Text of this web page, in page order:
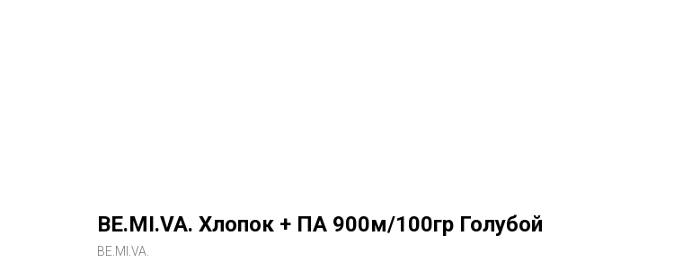
BE.MI.VA. Хлопок + ПА 900м/100гр Голубой
BE.MI.VA.